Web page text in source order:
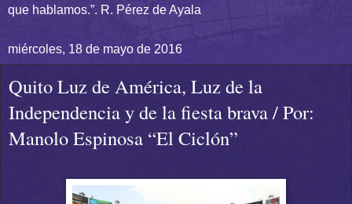
que hablamos.”. R. Pérez de Ayala
miércoles, 18 de mayo de 2016
Quito Luz de América, Luz de la
Independencia y de la fiesta brava / Por:
Manolo Espinosa “El Ciclón”